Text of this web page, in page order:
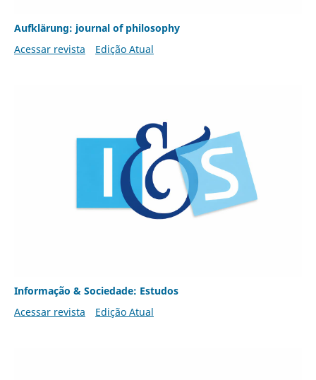
Aufklärung: journal of philosophy
Acessar revista
Edição Atual
Informação & Sociedade: Estudos
Acessar revista
Edição Atual